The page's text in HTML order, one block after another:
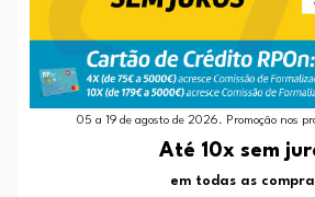
05 a 19 de agosto de 2026. Promoção nos
Até 10x sem
em todas as